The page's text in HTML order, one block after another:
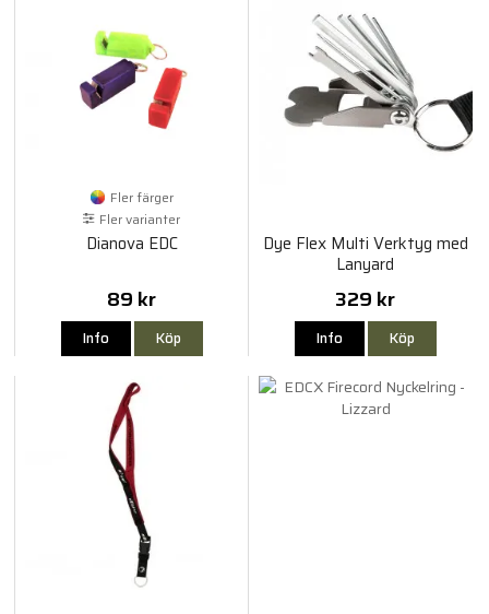
Fler färger
Fler varianter
Dianova EDC
89 kr
Info Köp
Dye Flex Multi Verktyg med
Lanyard
329 kr
Info Köp